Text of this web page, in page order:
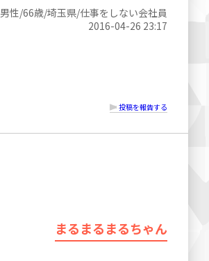
男性/66歳/埼玉県/仕事をしない会社員
2016-04-26 23:17
投稿を報告する
まるまるまるちゃん